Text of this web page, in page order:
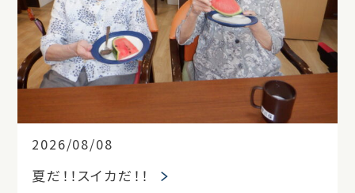
2026/08/08
夏だ！！スイカだ！！